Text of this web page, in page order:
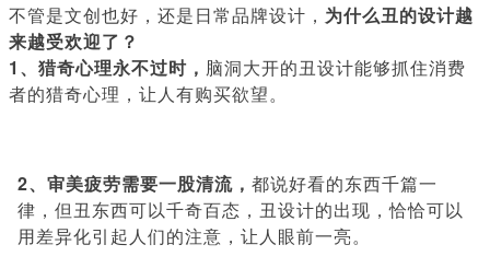
不管是文创也好，还是日常品牌设计， 为什么丑的设计越
来越受欢迎了？
1、猎奇心理永不过时， 脑洞大开的丑设计能够抓住消费
者的猎奇心理，让人有购买欲望。
2、审美疲劳需要一股清流， 都说好看的东西千篇一
律，但丑东西可以千奇百态，丑设计的出现，恰恰可以
用差异化引起人们的注意，让人眼前一亮。